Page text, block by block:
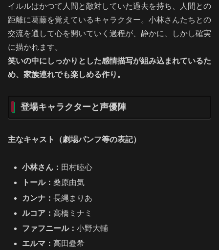
イルルはかつて人間と敵対していた過去を持ち、人間との
距離に葛藤を覚えているキャラクター。小林さんたちとの
交流を通して心を開いていく過程が、静かに、しかし確実
に描かれます。
笑いの中にしっかりとした感情描写が組み込まれているた
め、家族連れでも楽しめる作り。
登場キャラクターと声優陣
主なキャスト（劇場パンフ等の表記）
小林さん： 田村睦心
トール：桑原由気
カンナ：長縄まりあ
ルコア：高橋ミナミ
ファフニール：小野大輔
エルマ：高田憂希